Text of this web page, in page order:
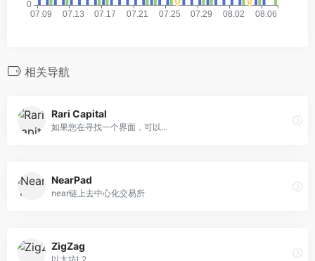
相关导航
Rari Capital
如果您在寻找一个界面，可以...
NearPad
near链上去中心化交易所
ZigZag